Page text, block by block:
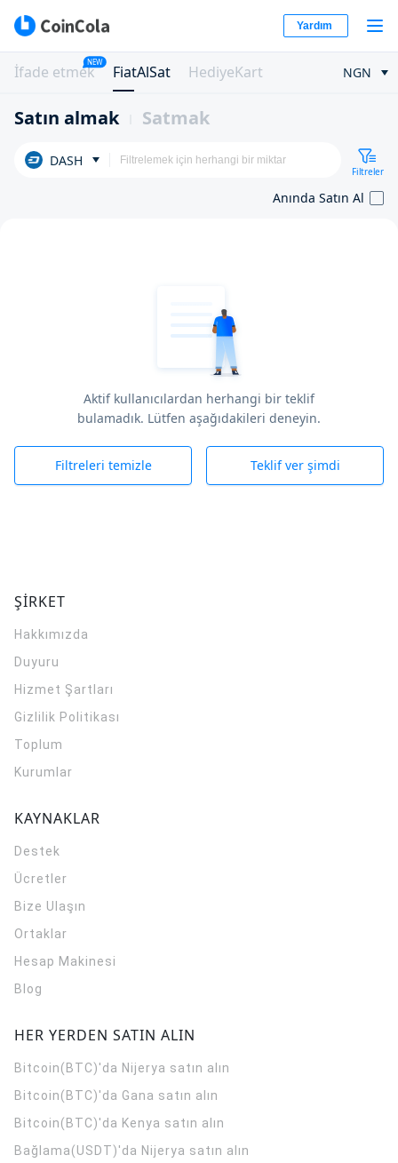
Yardım
İfade etmek
NEW
FiatAlSat HediyeKart NGN
Satın almak Satmak
DASH
Filtreler
Anında Satın Al
Aktif kullanıcılardan herhangi bir teklif
bulamadık. Lütfen aşağıdakileri deneyin.
Filtreleri temizle Teklif ver şimdi
ŞİRKET
Hakkımızda
Duyuru
Hizmet Şartları
Gizlilik Politikası
Toplum
Kurumlar
KAYNAKLAR
Destek
Ücretler
Bize Ulaşın
Ortaklar
Hesap Makinesi
Blog
HER YERDEN SATIN ALIN
Bitcoin(BTC)'da Nijerya satın alın
Bitcoin(BTC)'da Gana satın alın
Bitcoin(BTC)'da Kenya satın alın
Bağlama(USDT)'da Nijerya satın alın